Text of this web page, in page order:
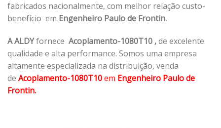
fabricados nacionalmente, com melhor relação custo-
benefício em Engenheiro Paulo de Frontin.
A ALDYfornece Acoplamento-1080T10 ,de excelente
qualidade e alta performance. Somos uma empresa
altamente especializada na distribuição, venda
de Acoplamento-1080T10em Engenheiro Paulo de
Frontin.